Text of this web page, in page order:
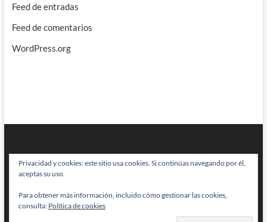
Feed de entradas
Feed de comentarios
WordPress.org
BRAINSTOMPING| Diseñado por:Theme Freesia|WordPress| © Todos
los derechos reservados
Privacidad y cookies: este sitio usa cookies. Si continúas navegando por él,
aceptas su uso.
Para obtener más información, incluido cómo gestionar las cookies,
consulta: Política de cookies